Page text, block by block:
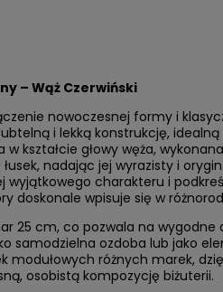
– Wąż Czerwiński
nowoczesnej formy i
i lekką konstrukcję,
kształcie głowy węża,
nadając jej wyrazisty i
charakteru i
doskonale wpisuje się w
25 cm, co pozwala na wygodne
samodzielna ozdoba lub jako
różnych marek,
osobistą kompozycję biżuterii.